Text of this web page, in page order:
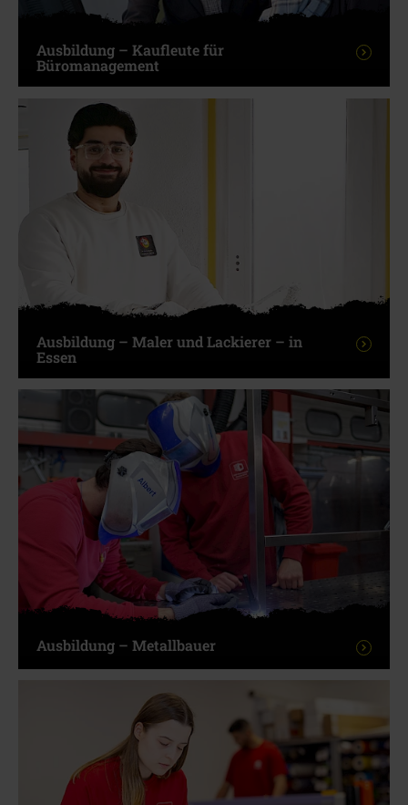
Ausbildung – Kaufleute für
Büromanagement
Ausbildung – Maler und Lackierer – in
Essen
Ausbildung – Metallbauer